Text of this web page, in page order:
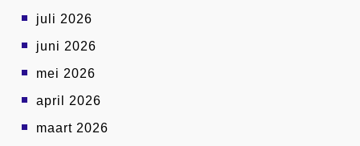
juli 2026
juni 2026
mei 2026
april 2026
maart 2026